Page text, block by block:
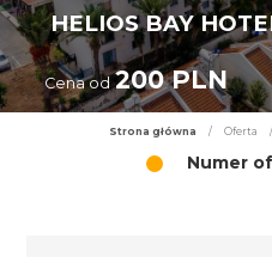
HELIOS BAY
Cena od 200 PLN
Strona główna / Oferta /
Numer